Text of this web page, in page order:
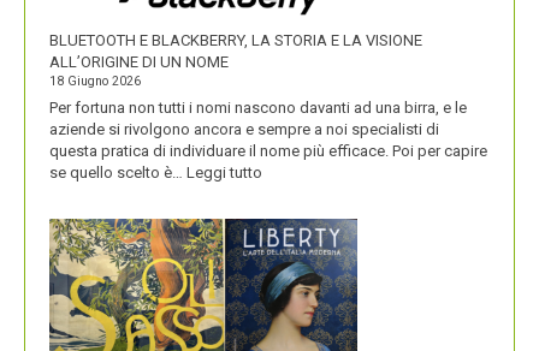
PRODOTTI
BLUETOOTH E BLACKBERRY, LA STORIA E LA VISIONE
ALL’ORIGINE DI UN NOME
18 Giugno 2026
Per fortuna non tutti i nomi nascono davanti ad una birra, e le
aziende si rivolgono ancora e sempre a noi specialisti di
questa pratica di individuare il nome più efficace. Poi per capire
se quello scelto è… Leggi tutto
E
BLACKBERRY,
LA
STORIA
E
LA
VISIONE